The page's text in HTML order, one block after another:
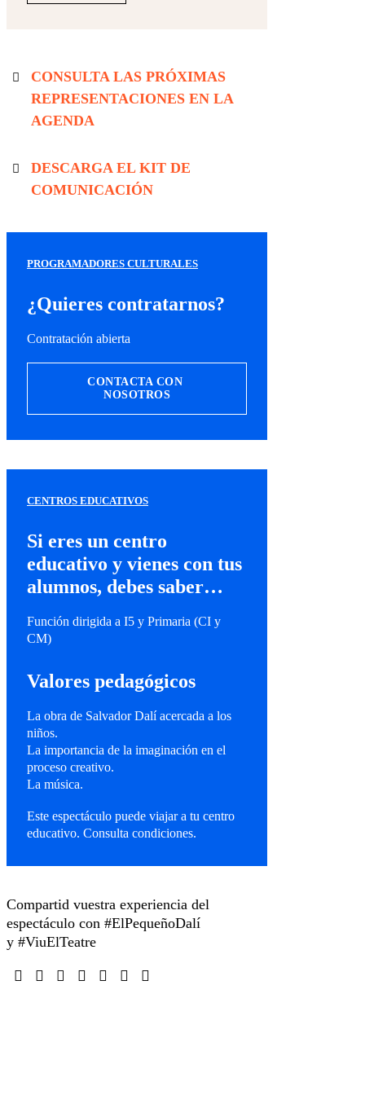
CONSULTA LAS PRÓXIMAS
REPRESENTACIONES EN LA
AGENDA
DESCARGA EL KIT DE
COMUNICACIÓN
PROGRAMADORES CULTURALES
¿Quieres contratarnos?
Contratación abierta
CONTACTA CON
NOSOTROS
CENTROS EDUCATIVOS
Si eres un centro
educativo y vienes con tus
alumnos, debes saber…
Función dirigida a I5 y Primaria (CI y
CM)
Valores pedagógicos
La obra de Salvador Dalí acercada a los
niños.
La importancia de la imaginación en el
proceso creativo.
La música.
Este espectáculo puede viajar a tu centro
educativo. Consulta condiciones.
Compartid vuestra experiencia del
espectáculo con #ElPequeñoDalí
y #ViuElTeatre